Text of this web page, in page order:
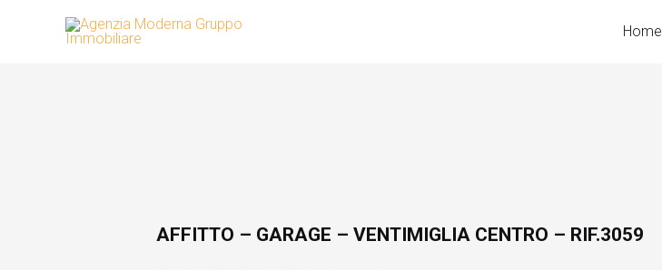
Home
AFFITTO – GARAGE – VENTIMIGLIA CENTRO – RIF.3059